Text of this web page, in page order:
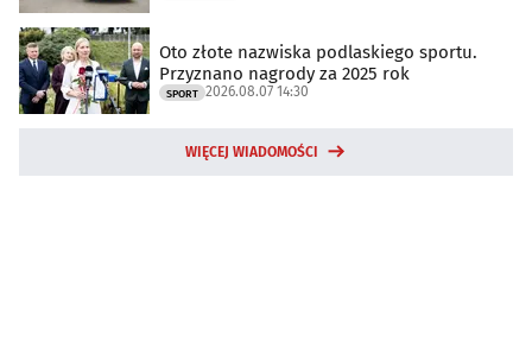
Oto złote nazwiska podlaskiego sportu.
Przyznano nagrody za 2025 rok
SPORT 2026.08.07 14:30
WIĘCEJ WIADOMOŚCI